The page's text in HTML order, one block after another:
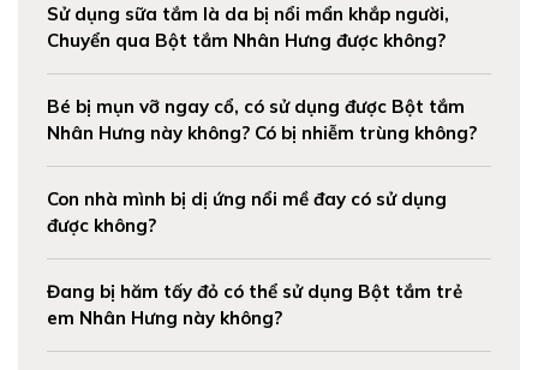
Sử dụng sữa tắm là da bị nổi mẩn khắp người,
Chuyển qua Bột tắm Nhân Hưng được không?
Bé bị mụn vỡ ngay cổ, có sử dụng được Bột tắm
Nhân Hưng này không? Có bị nhiễm trùng không?
Con nhà mình bị dị ứng nổi mề đay có sử dụng
được không?
Đang bị hăm tấy đỏ có thể sử dụng Bột tắm trẻ
em Nhân Hưng này không?